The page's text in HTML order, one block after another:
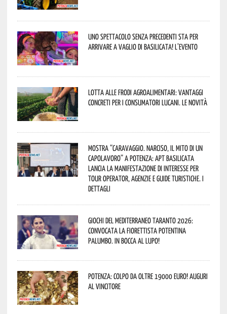
Uno spettacolo senza precedenti sta per
arrivare a Vaglio di Basilicata! L’evento
Lotta alle frodi agroalimentari: vantaggi
concreti per i consumatori lucani. Le novità
Mostra “Caravaggio. Narciso, il mito di un
capolavoro” a Potenza: APT Basilicata
lancia la manifestazione di interesse per
Tour Operator, Agenzie e Guide Turistiche. I
dettagli
Giochi del Mediterraneo Taranto 2026:
convocata la fiorettista potentina
Palumbo. In bocca al lupo!
Potenza: colpo da oltre 19000 Euro! Auguri
al vincitore